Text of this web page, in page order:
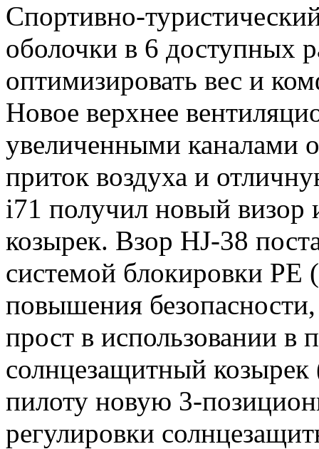
Спортивно-
оболочки в 6 доступных
оптимизировать вес и
Новое верхнее
увеличенными каналами
приток воздуха и
i71 получил новый визор
козырек. Взор HJ-38
системой блокировки PE
повышения
прост в использовании в
солнцезащитный козырек
пилоту новую 3-
регулировки